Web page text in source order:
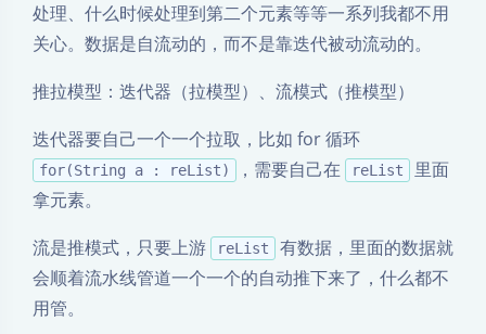
Sans Serif Serif
处理、什么时候处理到第二个元素等等一系列我都不用
关心。数据是自流动的，而不是靠迭代被动流动的。
推拉模型：迭代器（拉模型）、流模式（推模型）
迭代器要自己一个一个拉取，比如 for 循环
for(String a : reList) ，需要自己在 reList
里面
拿元素。
流是推模式，只要上游
reList
有数据，里面的数据就
会顺着流水线管道一个一个的自动推下来了，什么都不
用管。